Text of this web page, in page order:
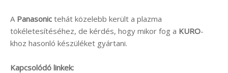
A Panasonic tehát közelebb került a plazma
tökéletesítéséhez, de kérdés, hogy mikor fog a KURO-
khoz hasonló készüléket gyártani.
Kapcsolódó linkek: